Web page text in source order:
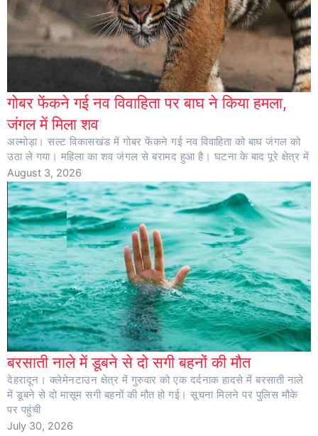
गोबर फेंकने गई नव विवाहिता पर बाघ ने किया हमला,
जंगल में मिला शव
अल्मोड़ा। सल्ट विकासखंड में गोबर फेंकने गई नव विवाहिता को बाघ जंगल को
उठा ले गया। महिला का शव जंगल से बरामद हुआ है। घटना के बाद पूरे क्षेत्र में
August 3, 2026
बरसाती नाले में डूबने से दो सगी बहनों की मौत
देहरादून। क्लेमेनटाउन क्षेत्र में गुरुवार को एक दर्दनाक हादसे में बरसाती नाले
में डूबने से दो मासूम सगी बहनों की मौत हो गई। सूचना मिलने पर पुलिस मौके
पर पहुंची
July 30, 2026